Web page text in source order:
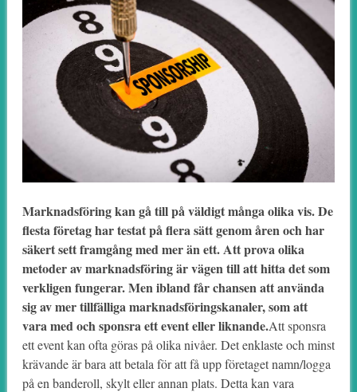
Marknadsföring kan gå till på väldigt många olika vis. De
flesta företag har testat på flera sätt genom åren och har
säkert sett framgång med mer än ett. Att prova olika
metoder av marknadsföring är vägen till att hitta det som
verkligen fungerar. Men ibland får chansen att använda
sig av mer tillfälliga marknadsföringskanaler, som att
vara med och sponsra ett event eller liknande.Att sponsra
ett event kan ofta göras på olika nivåer. Det enklaste och minst
krävande är bara att betala för att få upp företaget namn/logga
på en banderoll, skylt eller annan plats. Detta kan vara